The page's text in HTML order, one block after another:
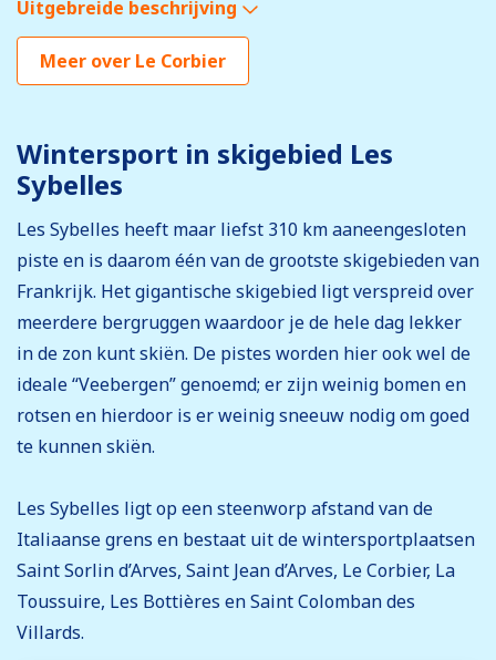
Uitgebreide beschrijving
Meer over Le Corbier
Wintersport in skigebied Les
Sybelles
Les Sybelles heeft maar liefst 310 km aaneengesloten
piste en is daarom één van de grootste skigebieden van
Frankrijk. Het gigantische skigebied ligt verspreid over
meerdere bergruggen waardoor je de hele dag lekker
in de zon kunt skiën. De pistes worden hier ook wel de
ideale “Veebergen” genoemd; er zijn weinig bomen en
rotsen en hierdoor is er weinig sneeuw nodig om goed
te kunnen skiën.
Les Sybelles ligt op een steenworp afstand van de
Italiaanse grens en bestaat uit de wintersportplaatsen
Saint Sorlin d’Arves, Saint Jean d’Arves, Le Corbier, La
Toussuire, Les Bottières en Saint Colomban des
Villards.